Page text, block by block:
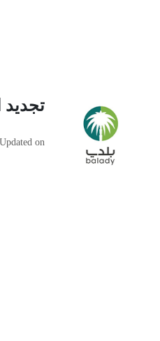
تجديد
Updated on